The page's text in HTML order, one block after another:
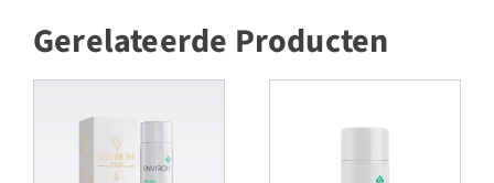
Gerelateerde Producten